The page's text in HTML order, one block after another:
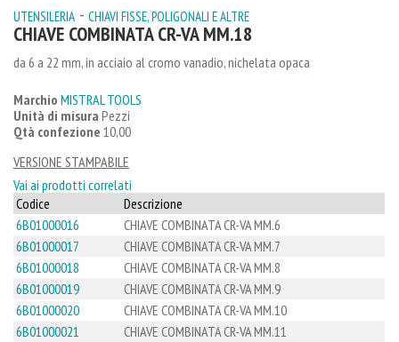
UTENSILERIA - CHIAVI FISSE, POLIGONALI E ALTRE
CHIAVE COMBINATA CR-VA MM.18
da 6 a 22 mm, in acciaio al cromo vanadio, nichelata opaca
Marchio MISTRAL TOOLS
Unità di misura Pezzi
Qtà confezione 10,00
VERSIONE STAMPABILE
Vai ai prodotti correlati
Codice
Descrizione
6B01000016
CHIAVE COMBINATA CR-VA MM.6
6B01000017
CHIAVE COMBINATA CR-VA MM.7
6B01000018
CHIAVE COMBINATA CR-VA MM.8
6B01000019
CHIAVE COMBINATA CR-VA MM.9
6B01000020
CHIAVE COMBINATA CR-VA MM.10
6B01000021
CHIAVE COMBINATA CR-VA MM.11